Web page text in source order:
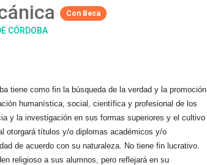
Con Beca
CÓRDOBA
tiene como fin la búsqueda de la verdad y la promoción
humanística, social, científica y profesional de los
y la investigación en sus formas superiores y el cultivo
otorgará títulos y/o diplomas académicos y/o
de acuerdo con su naturaleza. No tiene fin lucrativo.
religioso a sus alumnos, pero reflejará en su